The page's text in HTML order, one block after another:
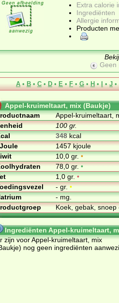
Extra calorie
Ingrediënten
Allergie
Producten
Geen
A • B • C • D • E • F • G • H • I • J •
Appel-kruimeltaart, mix (Baukje)
Appel-kruimeltaart,
100 gr.
348kcal
1457 kjoule
10,0 gr.•
78,0 gr.•
1,0 gr.•
- gr.•
- mg.
Koek, gebak,
Ingrediënten Appel-kruimeltaart,
zijn voor Appel-kruimeltaart, mix
nog geen ingrediënten